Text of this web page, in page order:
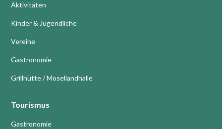
Aktivitäten
Kinder & Jugendliche
Vereine
Gastronomie
Grillhütte / Mosellandhalle
Tourismus
Gastronomie